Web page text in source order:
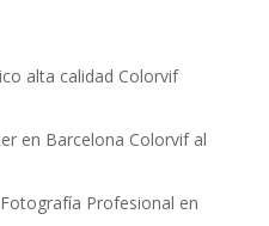
alta calidad Colorvif
en Barcelona Colorvif al
Profesional en